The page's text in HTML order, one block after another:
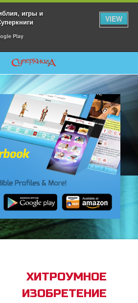
игры и
Play
VIEW
Return to Content
ХИТРОУМНОЕ
ИЗОБРЕТЕНИЕ